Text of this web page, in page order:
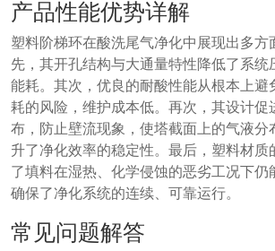
产品性能优势详解
塑料阶梯环在酸洗尾气净化中展现出多方
先，其开孔结构与大通量特性降低了系统
能耗。其次，优良的耐酸性能从根本上避
耗的风险，维护成本低。再次，其设计促
布，防止壁流现象，使塔截面上的气液分
升了净化效率的稳定性。最后，塑料材质
了填料在湿热、化学侵蚀的恶劣工况下仍
确保了净化系统的连续、可靠运行。
常见问题解答